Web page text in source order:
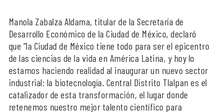
Manola Zabalza Aldama, titular de la Secretaría de
Desarrollo Económico de la Ciudad de México, declaró
que “la Ciudad de México tiene todo para ser el epicentro
de las ciencias de la vida en América Latina, y hoy lo
estamos haciendo realidad al inaugurar un nuevo sector
industrial: la biotecnología. Central Distrito Tlalpan es el
catalizador de esta transformación, el lugar donde
retenemos nuestro mejor talento científico para